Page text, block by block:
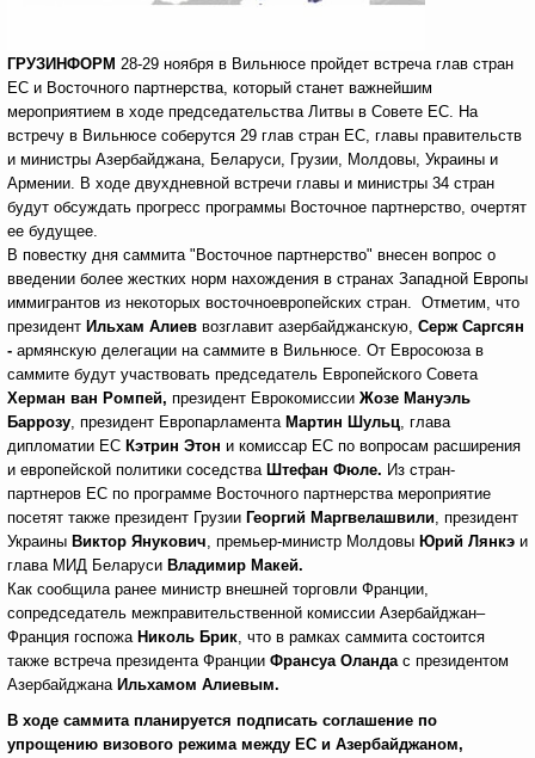
ГРУЗИНФОРМ 28-29 ноября в Вильнюсе пройдет встреча глав стран
ЕС и Восточного партнерства, который станет важнейшим
мероприятием в ходе председательства Литвы в Совете ЕС. На
встречу в Вильнюсе соберутся 29 глав стран ЕС, главы правительств
и министры Азербайджана, Беларуси, Грузии, Молдовы, Украины и
Армении. В ходе двухдневной встречи главы и министры 34 стран
будут обсуждать прогресс программы Восточное партнерство, очертят
ее будущее.
В повестку дня саммита "Восточное партнерство" внесен вопрос о
введении более жестких норм нахождения в странах Западной Европы
иммигрантов из некоторых восточноевропейских стран. Отметим, что
президент Ильхам Алиев возглавит азербайджанскую, Серж Саргсян
- армянскую делегации на саммите в Вильнюсе. От Евросоюза в
саммите будут участвовать председатель Европейского Совета
Херман ван Ромпей, президент Еврокомиссии Жозе Мануэль
Баррозу, президент Европарламента Мартин Шульц, глава
дипломатии ЕС Кэтрин Этон и комиссар ЕС по вопросам расширения
и европейской политики соседства Штефан Фюле. Из стран-
партнеров ЕС по программе Восточного партнерства мероприятие
посетят также президент Грузии Георгий Маргвелашвили, президент
Украины Виктор Янукович, премьер-министр Молдовы Юрий Лянкэ и
глава МИД Беларуси Владимир Макей.
Как сообщила ранее министр внешней торговли Франции,
сопредседатель межправительственной комиссии Азербайджан–
Франция госпожа Николь Брик, что в рамках саммита состоится
также встреча президента Франции Франсуа Оландас президентом
Азербайджана Ильхамом Алиевым.
В ходе саммита планируется подписать соглашение по
упрощению визового режима между ЕС и Азербайджаном,